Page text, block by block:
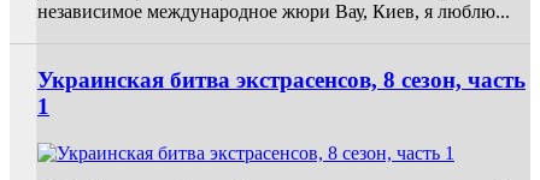
независимое международное жюри Вау, Киев, я люблю...
Украинская битва экстрасенсов, 8 сезон, часть
1